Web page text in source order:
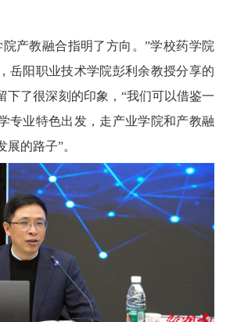
产教融合指明了方向。”学校药学院
岳阳职业技术学院彭利余教授分享的
下了很深刻的印象，“我们可以借鉴一
专业特色出发，走产业学院和产教融
的路子”。